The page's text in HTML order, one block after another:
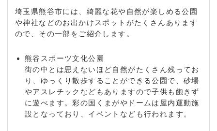
埼玉県熊谷市には、綺麗な花や自然が楽しめる公園
や神社などのお出かけスポットがたくさんあります
ので、その一部をご紹介します。
熊谷スポーツ文化公園
街の中とは思えないほど自然がたくさん残ってお
り、ゆっくり散歩することができる公園で、砂場
やアスレチックなどもありますので子供も飽きず
に遊べます。彩の国くまがやドームは屋内運動施
設となっており、イベントなども行われます。